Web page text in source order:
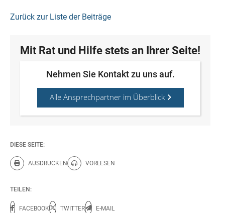
Zurück zur Liste der Beiträge
Mit Rat und Hilfe stets an Ihrer Seite!
Nehmen Sie Kontakt zu uns auf.
Alle Ansprechpartner im Überblick
DIESE SEITE:
AUSDRUCKEN
Diese Seite drucken.
VORLESEN
Diese Seite vorlesen.
TEILEN:
FACEBOOK TWITTER E-MAIL